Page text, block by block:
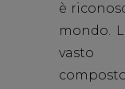
è
mondo.
vasto